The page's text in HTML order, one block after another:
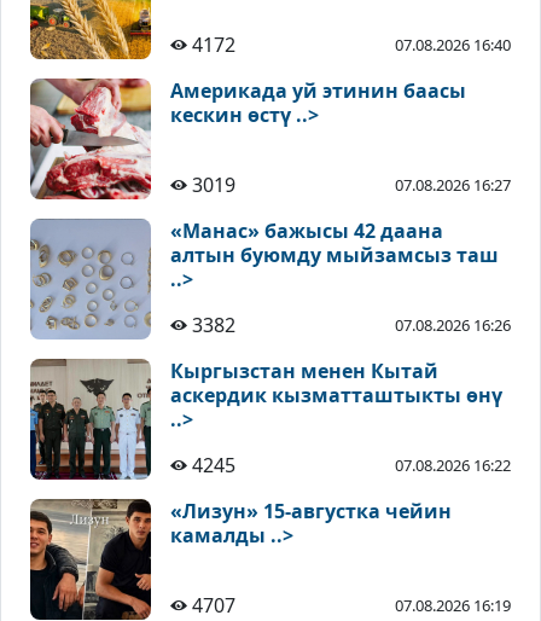
4172 07.08.2026 16:40
Америкада уй этинин баасы
кескин өстү ..>
3019 07.08.2026 16:27
«Манас» бажысы 42 даана
алтын буюмду мыйзамсыз таш
..>
3382
07.08.2026 16:26
Кыргызстан менен Кытай
аскердик кызматташтыкты өнү
..>
4245
07.08.2026 16:22
«Лизун» 15-августка чейин
камалды ..>
4707 07.08.2026 16:19